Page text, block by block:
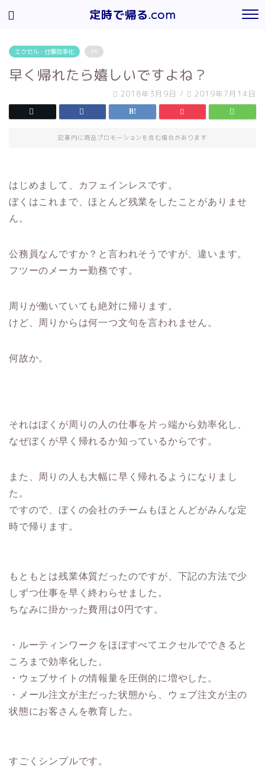
定時で帰る.com
エクセル・仕事効率化 PR
早く帰れたら嬉しいですよね？
2018年3月9日 / 2019年7月14日
記事内に商品プロモーションを含む場合があります
はじめまして、カフェインレスです。
ぼくはこれまで、ほとんど残業をしたことがありませ
ん。
公務員なんですか？と言われそうですが、違います。
フツーのメーカー勤務です。
周りが働いていても絶対に帰ります。
けど、周りからは何一つ文句を言われません。
何故か。
それはぼくが周りの人の仕事を片っ端から効率化し、
なぜぼくが早く帰れるか知っているからです。
また、周りの人も大幅に早く帰れるようになりまし
た。
ですので、ぼくの会社のチームもほとんどがみんな定
時で帰ります。
もともとは残業体質だったのですが、下記の方法で少
しずつ仕事を早く終わらせました。
ちなみに掛かった費用は0円です。
・ルーティンワークをほぼすべてエクセルでできると
ころまで効率化した。
・ウェブサイトの情報量を圧倒的に増やした。
・メール注文が主だった状態から、ウェブ注文が主の
状態にお客さんを教育した。
すごくシンプルです。